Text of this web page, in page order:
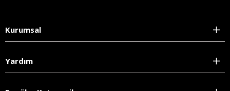
Kurumsal
Yardım